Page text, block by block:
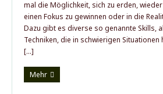
mal die Möglichkeit, sich zu erden,
einen Fokus zu gewinnen oder in die
Dazu gibt es diverse so genannte Skills,
Techniken, die in schwierigen Situationen
[…]
Mehr